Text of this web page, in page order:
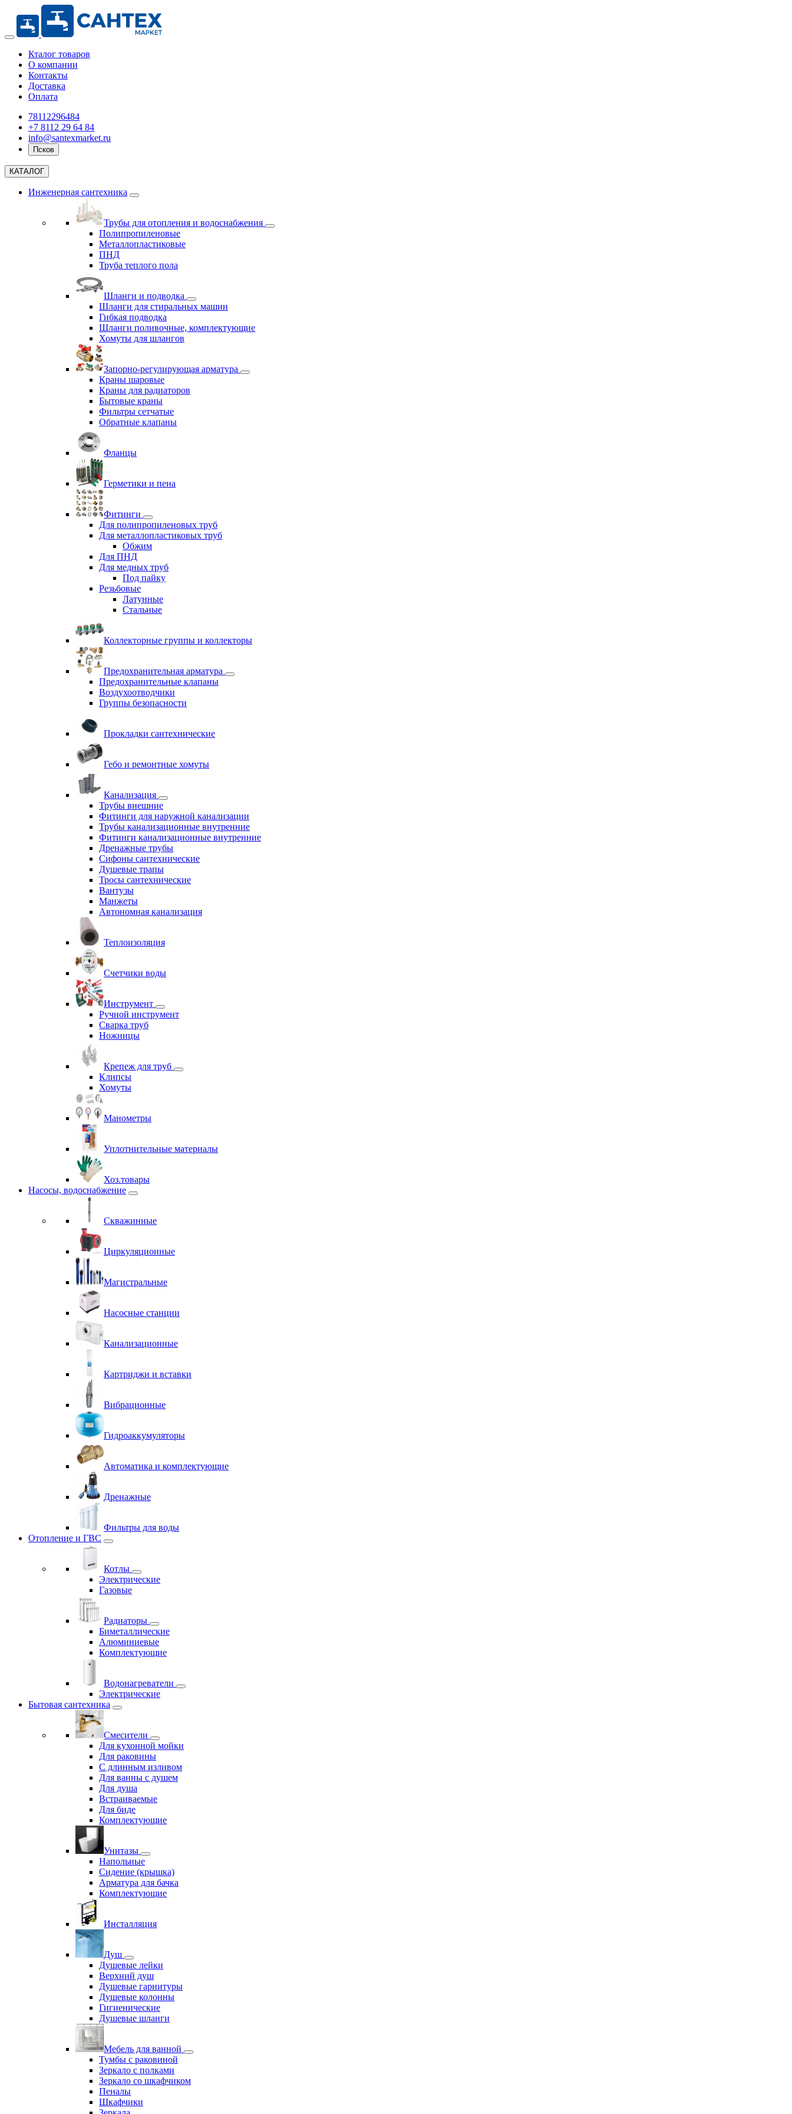
Кталог товаров
О компании
Контакты
Доставка
Оплата
78112296484
+7 8112 29 64 84
info@santexmarket.ru
Псков
КАТАЛОГ
Инженерная сантехника
Трубы для отопления и водоснабжения
Полипропиленовые
Металлопластиковые
ПНД
Труба теплого пола
Шланги и подводка
Шланги для стиральных машин
Гибкая подводка
Шланги поливочные, комплектующие
Хомуты для шлангов
Запорно-регулирующая арматура
Краны шаровые
Краны для радиаторов
Бытовые краны
Фильтры сетчатые
Обратные клапаны
Фланцы
Герметики и пена
Фитинги
Для полипропиленовых труб
Для металлопластиковых труб
Обжим
Для ПНД
Для медных труб
Под пайку
Резьбовые
Латунные
Cтальные
Коллекторные группы и коллекторы
Предохранительная арматура
Предохранительные клапаны
Воздухоотводчики
Группы безопасности
Прокладки сантехнические
Гебо и ремонтные хомуты
Канализация
Трубы внешние
Фитинги для наружной канализации
Трубы канализационные внутренние
Фитинги канализационные внутренние
Дренажные трубы
Сифоны сантехнические
Душевые трапы
Тросы сантехнические
Вантузы
Манжеты
Автономная канализация
Теплоизоляция
Счетчики воды
Инструмент
Ручной инструмент
Сварка труб
Ножницы
Крепеж для труб
Клипсы
Хомуты
Манометры
Уплотнительные материалы
Хоз.товары
Насосы, водоснабжение
Скважинные
Циркуляционные
Магистральные
Насосные станции
Канализационные
Картриджи и вставки
Вибрационные
Гидроаккумуляторы
Автоматика и комплектующие
Дренажные
Фильтры для воды
Отопление и ГВС
Котлы
Электрические
Газовые
Радиаторы
Биметаллические
Алюминиевые
Комплектующие
Водонагреватели
Электрические
Бытовая сантехника
Смесители
Для кухонной мойки
Для раковины
С длинным изливом
Для ванны с душем
Для душа
Встраиваемые
Для биде
Комплектующие
Унитазы
Напольные
Сидение (крышка)
Арматура для бачка
Комплектующие
Инсталляция
Душ
Душевые лейки
Верхний душ
Душевые гарнитуры
Душевые колонны
Гигиенические
Душевые шланги
Мебель для ванной
Тумбы с раковиной
Зеркало с полками
Зеркало со шкафчиком
Пеналы
Шкафчики